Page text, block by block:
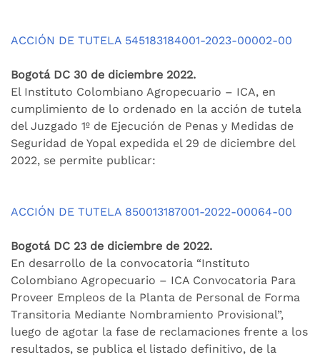
ACCIÓN DE TUTELA 545183184001-2023-00002-00
Bogotá DC 30 de diciembre 2022.
El Instituto Colombiano Agropecuario – ICA, en
cumplimiento de lo ordenado en la acción de tutela
del Juzgado 1º de Ejecución de Penas y Medidas de
Seguridad de Yopal expedida el 29 de diciembre del
2022, se permite publicar:
ACCIÓN DE TUTELA 850013187001-2022-00064-00
Bogotá DC 23 de diciembre de 2022.
En desarrollo de la convocatoria “Instituto
Colombiano Agropecuario – ICA Convocatoria Para
Proveer Empleos de la Planta de Personal de Forma
Transitoria Mediante Nombramiento Provisional”,
luego de agotar la fase de reclamaciones frente a los
resultados, se publica el listado definitivo, de la